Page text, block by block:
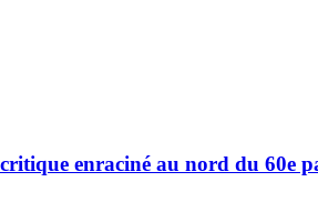
enraciné au nord du 60e